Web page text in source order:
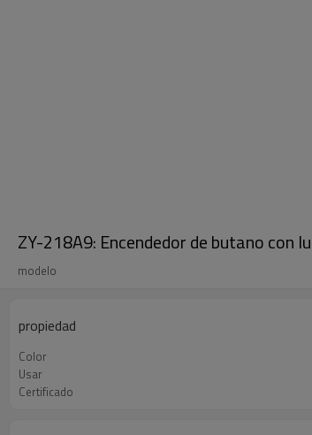
ZY-218A9: Encendedor de butano con
modelo
propiedad
Color
Usar
Certificado